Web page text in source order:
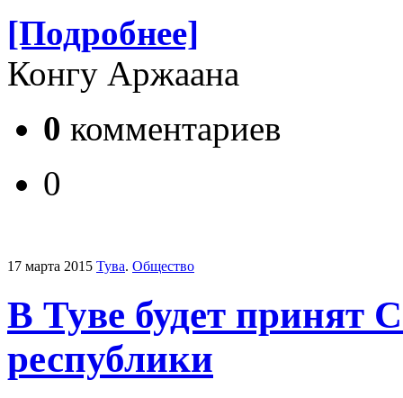
[Подробнее]
Конгу Аржаана
0 комментариев
0
17 марта 2015 Тува. Общество
В Туве будет принят
республики